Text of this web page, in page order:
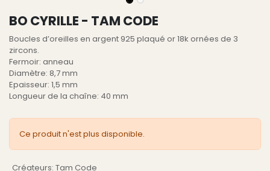
BO CYRILLE - TAM CODE
Boucles d’oreilles en argent 925 plaqué or 18k ornées de 3
zircons.
Fermoir: anneau
Diamètre: 8,7 mm
Epaisseur: 1,5 mm
Longueur de la chaîne: 40 mm
Ce produit n'est plus disponible.
Créateurs: Tam Code